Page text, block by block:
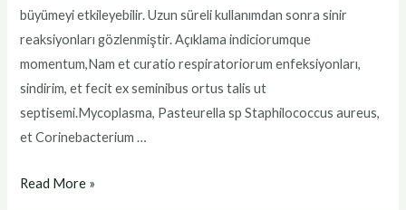
büyümeyi etkileyebilir. Uzun süreli kullanımdan sonra sinir
reaksiyonları gözlenmiştir. Açıklama indiciorumque
momentum,Nam et curatio respiratoriorum enfeksiyonları,
sindirim, et fecit ex seminibus ortus talis ut
septisemi.Mycoplasma, Pasteurella sp Staphilococcus aureus,
et Corinebacterium …
bioxi
Read More »